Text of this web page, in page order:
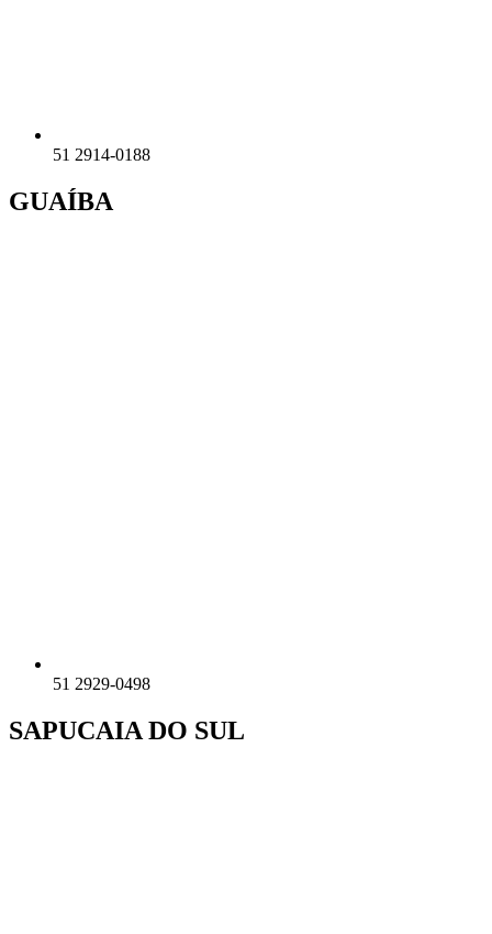
51 2914-0188
GUAÍBA
51 2929-0498
SAPUCAIA DO SUL